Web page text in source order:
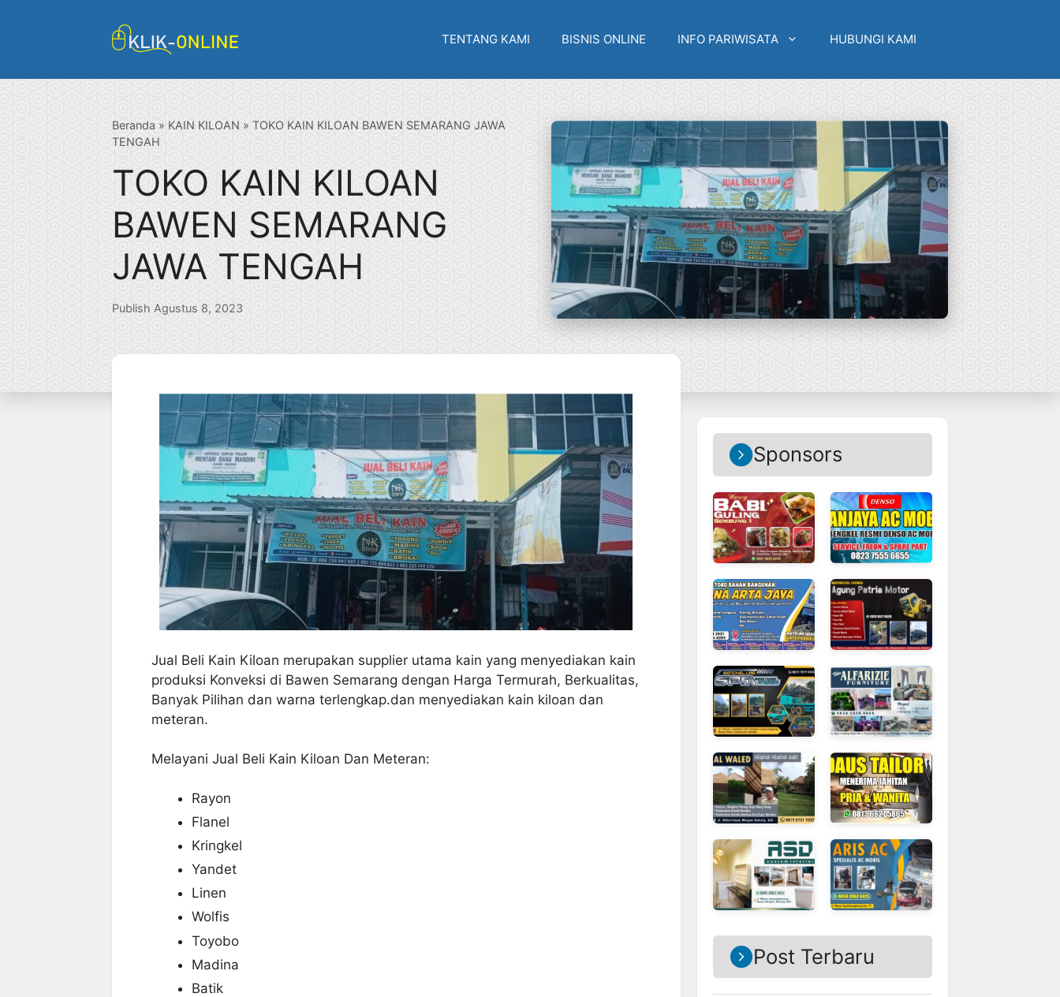
TENTANG KAMI BISNIS ONLINE INFO PARIWISATA HUBUNGI KAMI
Beranda » KAIN KILOAN » TOKO KAIN KILOAN BAWEN SEMARANG JAWA
TENGAH
TOKO KAIN KILOAN
BAWEN SEMARANG
JAWA TENGAH
Publish Agustus 8, 2023
Jual Beli Kain Kiloan merupakan supplier utama kain yang menyediakan kain
produksi Konveksi di Bawen Semarang dengan Harga Termurah, Berkualitas,
Banyak Pilihan dan warna terlengkap.dan menyediakan kain kiloan dan
meteran.
Melayani Jual Beli Kain Kiloan Dan Meteran:
Rayon
Flanel
Kringkel
Yandet
Linen
Wolfis
Toyobo
Madina
Batik
Sponsors
Post Terbaru